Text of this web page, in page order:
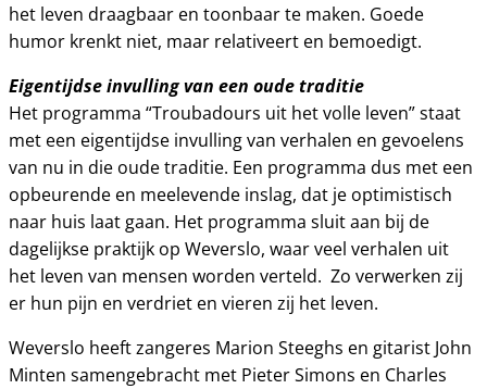
het leven draagbaar en toonbaar te maken. Goede
humor krenkt niet, maar relativeert en bemoedigt.
Eigentijdse invulling van een oude traditie
Het programma “Troubadours uit het volle leven” staat
met een eigentijdse invulling van verhalen en gevoelens
van nu in die oude traditie. Een programma dus met een
opbeurende en meelevende inslag, dat je optimistisch
naar huis laat gaan. Het programma sluit aan bij de
dagelijkse praktijk op Weverslo, waar veel verhalen uit
het leven van mensen worden verteld. Zo verwerken zij
er hun pijn en verdriet en vieren zij het leven.
Weverslo heeft zangeres Marion Steeghs en gitarist John
Minten samengebracht met Pieter Simons en Charles